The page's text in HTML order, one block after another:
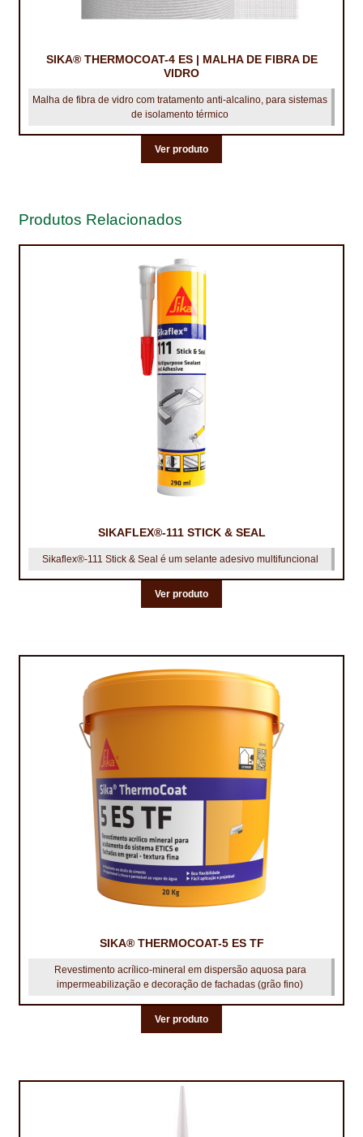
VINÍLICOSSIKA® THERMOCOAT-4 ES | MALHA DE FIBRA DE
VIDRO
Malha de fibra de vidro com tratamento anti-alcalino, para sistemas
de isolamento térmico
Ver produto
Produtos Relacionados
SIKAFLEX®-111 STICK & SEAL
Sikaflex®-111 Stick & Seal é um selante adesivo multifuncional
Ver produto
SIKA® THERMOCOAT-5 ES TF
Revestimento acrílico-mineral em dispersão aquosa para
impermeabilização e decoração de fachadas (grão fino)
Ver produto